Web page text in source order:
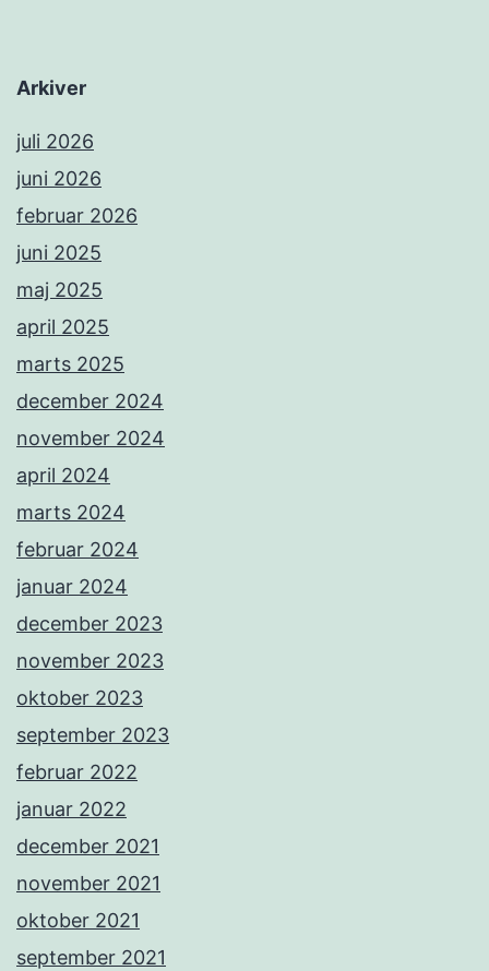
Arkiver
juli 2026
juni 2026
februar 2026
juni 2025
maj 2025
april 2025
marts 2025
december 2024
november 2024
april 2024
marts 2024
februar 2024
januar 2024
december 2023
november 2023
oktober 2023
september 2023
februar 2022
januar 2022
december 2021
november 2021
oktober 2021
september 2021